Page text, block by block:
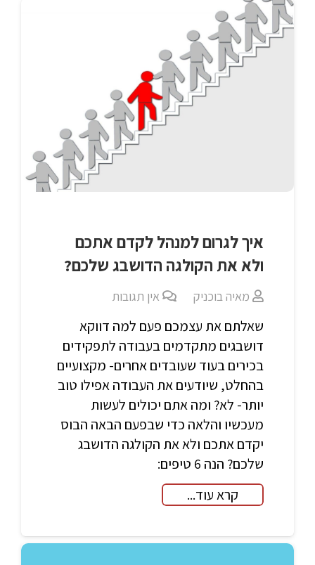
איך לגרום למנהל לקדם אתכם
ולא את הקולגה הדושבג שלכם?
מאיה בוכניק אין תגובות
שאלתם את עצמכם פעם למה דווקא
דושבגים מתקדמים בעבודה לתפקידים
בכירים בעוד שעובדים אחרים- מקצועיים
בהחלט, שיודעים את העבודה אפילו טוב
יותר- לא? ומה אתם יכולים לעשות
מעכשיו והלאה כדי שבפעם הבאה הבוס
יקדם אתכם ולא את הקולגה הדושבג
שלכם? הנה 6 טיפים:
קרא עוד...